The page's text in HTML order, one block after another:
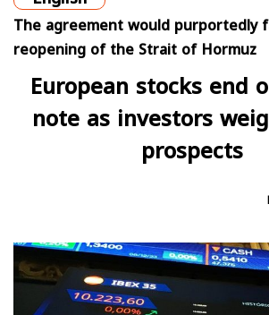
The agreement would purportedly
reopening of the Strait of Hormuz
European stocks end
note as investors
prospects